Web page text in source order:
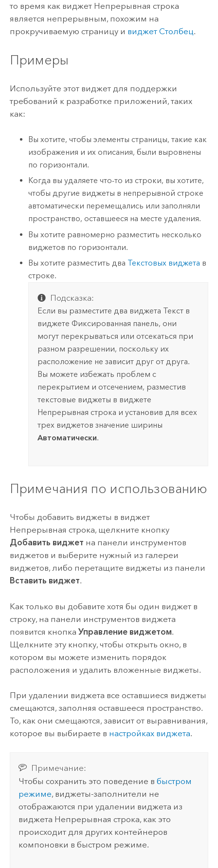
то время как виджет Непрерывная строка ​​
является непрерывным, похожим на
прокручиваемую страницу и виджет Столбец.
Примеры
Используйте этот виджет для поддержки
требований к разработке приложений, таких
как:
Вы хотите, чтобы элементы страницы, такие как
изображения и их описания, были выровнены
по горизонтали.
Когда вы удаляете что-то из строки, вы хотите,
чтобы другие виджеты в непрерывной строке
автоматически перемещались или заполняли
пространство, оставшееся на месте удаления.
Вы хотите равномерно разместить несколько
виджетов по горизонтали.
Вы хотите разместить два Текстовых виджета в
строке.
Подсказка:
Если вы разместите два виджета Текст в
виджете Фиксированная панель, они
могут перекрываться или отсекаться при
разном разрешении, поскольку их
расположение не зависит друг от друга.
Вы можете избежать проблем с
перекрытием и отсечением, разместив
текстовые виджеты в виджете
Непрерывная строка и установив для всех
трех виджетов значение ширины
Автоматически.
Примечания по использованию
Чтобы добавить виджеты в виджет
Непрерывная строка, щелкните кнопку
Добавить виджет на панели инструментов
виджетов и выберите нужный из галереи
виджетов, либо перетащите виджеты из панели
Вставить виджет.
Как только вы добавите хотя бы один виджет в
строку, на панели инструментов виджета
появится кнопка Управление виджетом.
Щелкните эту кнопку, чтобы открыть окно, в
котором вы можете изменить порядок
расположения и удалить вложенные виджеты.
При удалении виджета все оставшиеся виджеты
смещаются, заполняя оставшееся пространство.
То, как они смещаются, зависит от выравнивания,
которое вы выбираете в настройках виджета.
Примечание:
Чтобы сохранить это поведение вбыстром
режиме, виджеты-заполнители не
отображаются при удалении виджета из
виджета Непрерывная строка, как это
происходит для других контейнеров
компоновки в быстром режиме.